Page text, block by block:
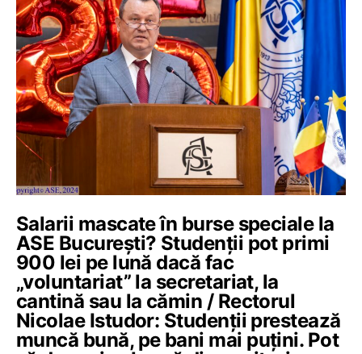
Salarii mascate în burse speciale la
ASE București? Studenții pot primi
900 lei pe lună dacă fac
„voluntariat” la secretariat, la
cantină sau la cămin / Rectorul
Nicolae Istudor: Studenții prestează
muncă bună, pe bani mai puțini. Pot